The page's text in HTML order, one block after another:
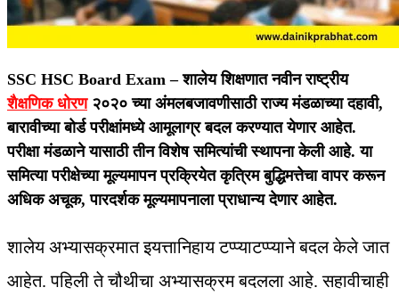
SSC HSC Board Exam –शालेय शिक्षणात नवीन राष्ट्रीय
शैक्षणिक धोरण२०२० च्या अंमलबजावणीसाठी राज्य मंडळाच्या दहावी,
बारावीच्या बोर्ड परीक्षांमध्ये आमूलाग्र बदल करण्यात येणार आहेत.
परीक्षा मंडळाने यासाठी तीन विशेष समित्यांची स्थापना केली आहे. या
समित्या परीक्षेच्या मूल्यमापन प्रक्रियेत कृत्रिम बुद्धिमत्तेचा वापर करून
अधिक अचूक, पारदर्शक मूल्यमापनाला प्राधान्य देणार आहेत.
शालेय अभ्यासक्रमात इयत्तानिहाय टप्प्याटप्प्याने बदल केले जात
आहेत. पहिली ते चौथीचा अभ्यासक्रम बदलला आहे. सहावीचाही